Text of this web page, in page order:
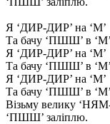
Я ‘ДИР-ДИР’ на ‘М’
Та бачу ‘ПШШ’ в
Я ‘ДИР-ДИР’ на ‘М’
Та бачу ‘ПШШ’ в
Я ‘ДИР-ДИР’ на ‘М’
Та бачу ‘ПШШ’ в
Візьму велику
‘ПШШ’ заліплю.